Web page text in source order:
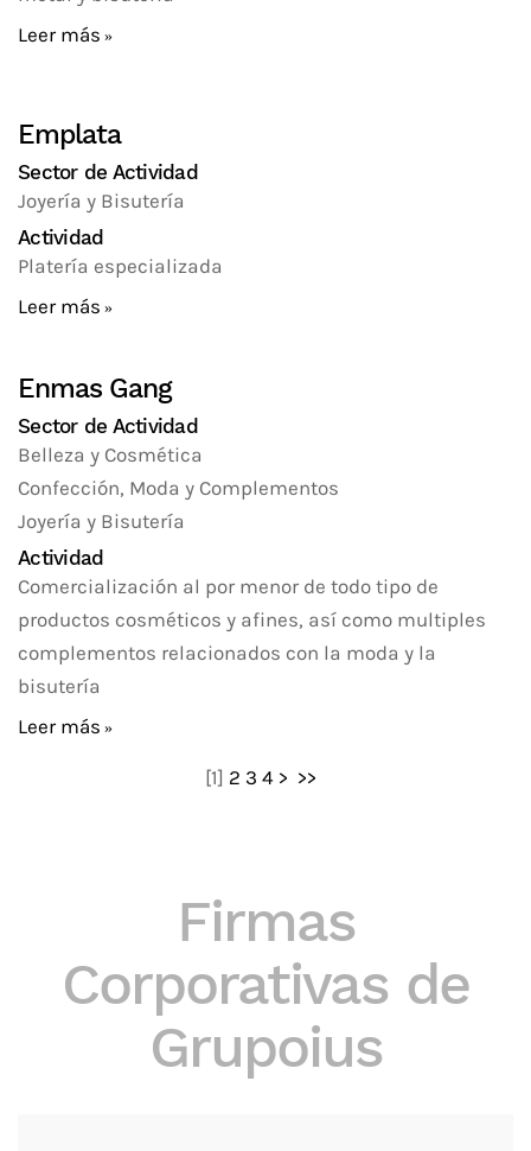
Leer más
Emplata
Sector de Actividad
Joyería y Bisutería
Actividad
Platería especializada
Leer más
Enmas Gang
Sector de Actividad
Belleza y Cosmética
Confección, Moda y Complementos
Joyería y Bisutería
Actividad
Comercialización al por menor de todo tipo de
productos cosméticos y afines, así como multiples
complementos relacionados con la moda y la
bisutería
Leer más
[1] 2 3 4 > >>
Firmas
Corporativas de
Grupoius